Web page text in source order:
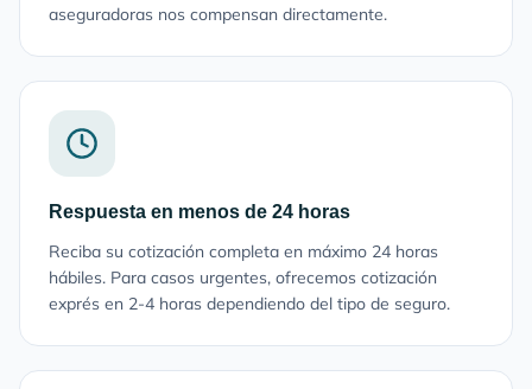
aseguradoras nos compensan directamente.
Respuesta en menos de 24 horas
Reciba su cotización completa en máximo 24 horas
hábiles. Para casos urgentes, ofrecemos cotización
exprés en 2-4 horas dependiendo del tipo de seguro.